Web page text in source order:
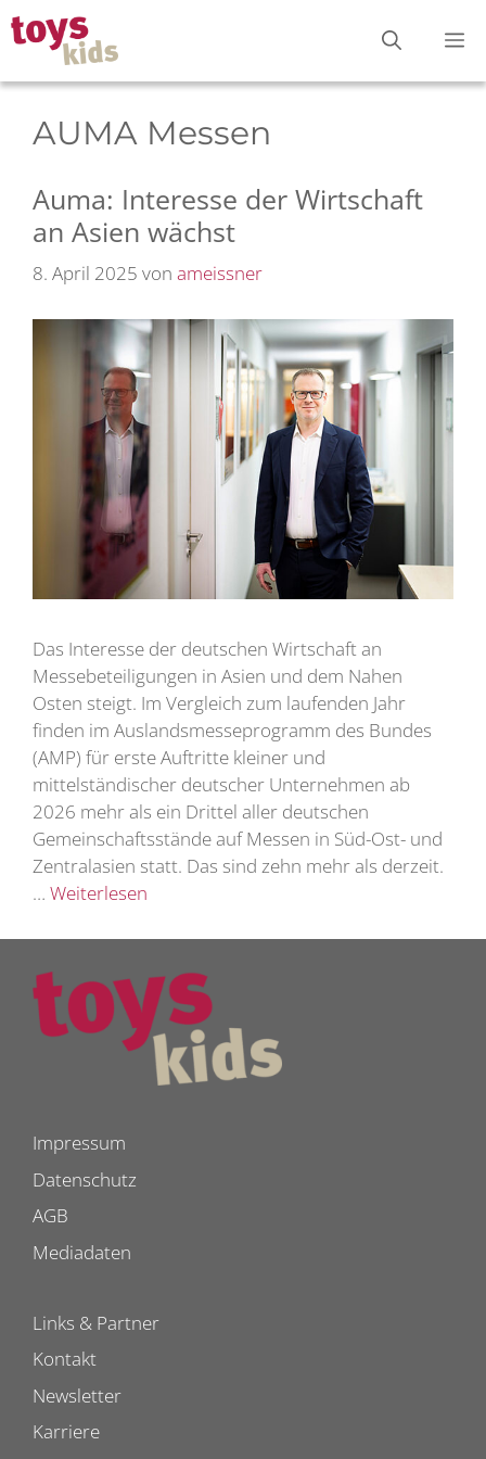
Zum
Inhalt
springen
AUMA Messen
Auma: Interesse der Wirtschaft
an Asien wächst
8. April 2025 von ameissner
Das Interesse der deutschen Wirtschaft an
Messebeteiligungen in Asien und dem Nahen
Osten steigt. Im Vergleich zum laufenden Jahr
finden im Auslandsmesseprogramm des Bundes
(AMP) für erste Auftritte kleiner und
mittelständischer deutscher Unternehmen ab
2026 mehr als ein Drittel aller deutschen
Gemeinschaftsstände auf Messen in Süd-Ost- und
Zentralasien statt. Das sind zehn mehr als derzeit.
… Weiterlesen
Impressum
Datenschutz
AGB
Mediadaten
Links & Partner
Kontakt
Newsletter
Karriere